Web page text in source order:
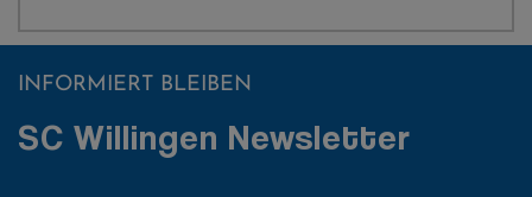
INFORMIERT BLEIBEN
SC Willingen Newsletter